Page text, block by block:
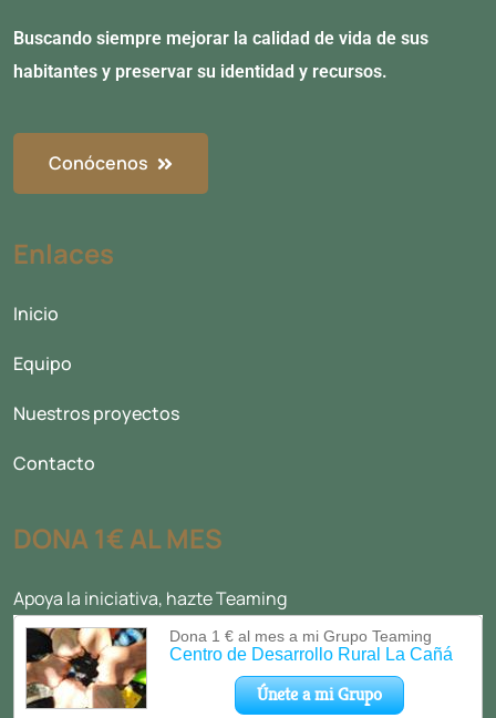
Buscando siempre mejorar la calidad de vida de sus
habitantes y preservar su identidad y recursos.
Conócenos
Enlaces
Inicio
Equipo
Nuestros proyectos
Contacto
DONA 1€ AL MES
Apoya la iniciativa, hazte Teaming